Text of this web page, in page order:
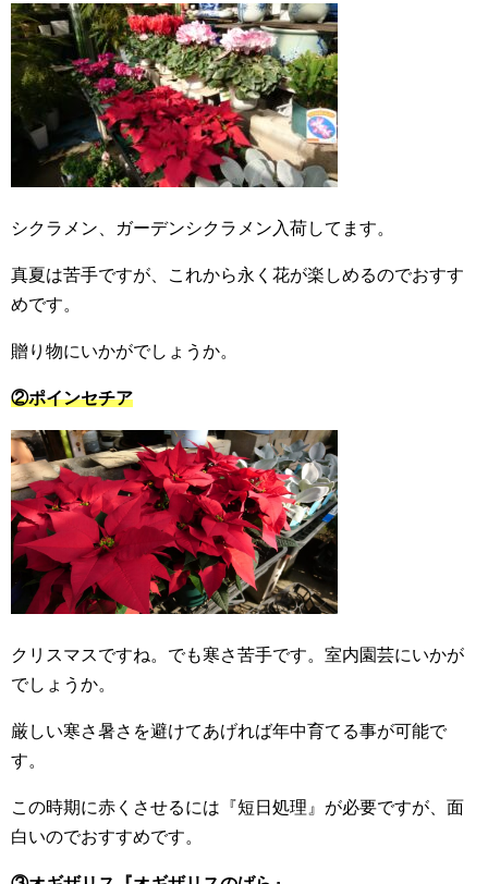
シクラメン、ガーデンシクラメン入荷してます。
真夏は苦手ですが、これから永く花が楽しめるのでおすす
めです。
贈り物にいかがでしょうか。
②ポインセチア
クリスマスですね。でも寒さ苦手です。室内園芸にいかが
でしょうか。
厳しい寒さ暑さを避けてあげれば年中育てる事が可能で
す。
この時期に赤くさせるには『短日処理』が必要ですが、面
白いのでおすすめです。